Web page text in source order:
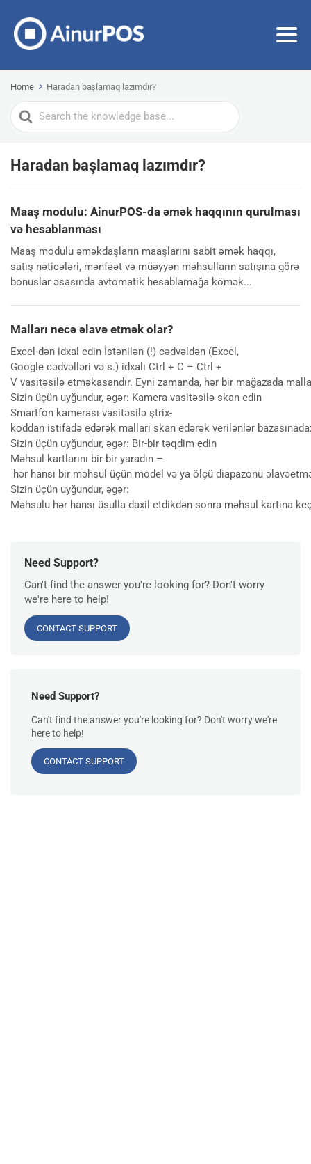
Home Haradan başlamaq lazımdır?
Search
For
Haradan başlamaq lazımdır?
Maaş modulu: AinurPOS-da əmək haqqının qurulması
və hesablanması
Maaş modulu əməkdaşların maaşlarını sabit əmək haqqı,
satış nəticələri, mənfəət və müəyyən məhsulların satışına görə
bonuslar əsasında avtomatik hesablamağa kömək...
Malları necə əlavə etmək olar?
Excel-dən idxal edin İstənilən (!) cədvəldən (Excel,
Google cədvəlləri və s.) idxalı Ctrl + C – Ctrl +
V vasitəsilə etməkasandır. Eyni zamanda, hər bir mağazada
Sizin üçün uyğundur, əgər: Kamera vasitəsilə skan edin
Smartfon kamerası vasitəsilə ştrix-
koddan istifadə edərək malları skan edərək verilənlər
Sizin üçün uyğundur, əgər: Bir-bir təqdim edin
Məhsul kartlarını bir-bir yaradın –
hər hansı bir məhsul üçün model və ya ölçü diapazonu
Sizin üçün uyğundur, əgər:
Məhsulu hər hansı üsulla daxil etdikdən sonra məhsul kartına
Need Support?
Can't find the answer you're looking for? Don't worry
we're here to help!
CONTACT SUPPORT
Need Support?
Can't find the answer you're looking for? Don't worry we're
here to help!
CONTACT SUPPORT